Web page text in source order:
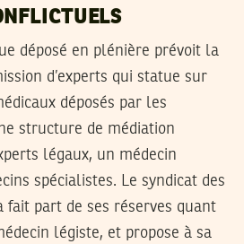
déposé en plénière prévoit la
d’experts qui statue sur
déposés par les
structure de médiation
légaux, un médecin
spécialistes. Le syndicat des
fait part de ses réserves quant
légiste, et propose à sa